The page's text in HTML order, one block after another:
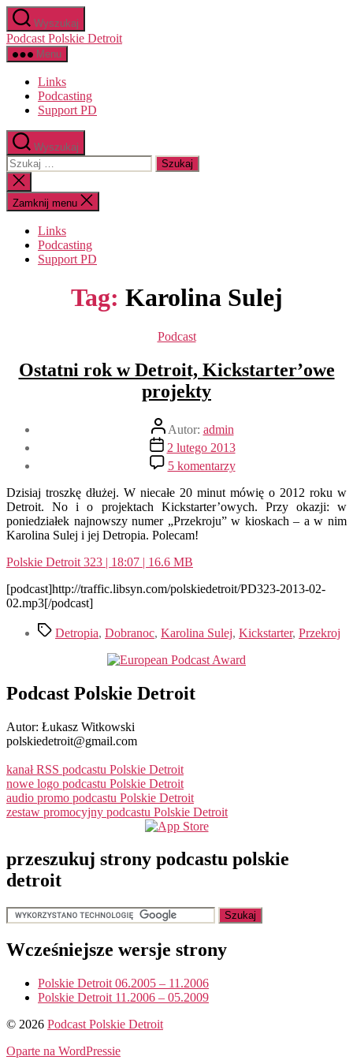
Przejdź
do
treści
Wyszukaj
Podcast Polskie Detroit
Menu
Links
Podcasting
Support PD
Wyszukaj
Szukaj:
Zamknij
wyszukiwanie
Zamknij menu
Links
Podcasting
Support PD
Tag: Karolina Sulej
Kategorie
Podcast
Ostatni rok w Detroit, Kickstarter’owe
projekty
Autor
wpisu
Autor: admin
Data
wpisu
2 lutego 2013
5 komentarzydo
Ostatni
rok
w
Detroit,
Dzisiaj troszkę dłużej. W niecałe 20 minut mówię o 2012 roku w
Detroit. No i o projektach Kickstarter’owych. Przy okazji: w
poniedziałek najnowszy numer „Przekroju” w kioskach – a w nim
Karolina Sulej i jej Detropia. Polecam!
Polskie Detroit 323 | 18:07 | 16.6 MB
[podcast]http://traffic.libsyn.com/polskiedetroit/PD323-2013-02-
02.mp3[/podcast]
TagiDetropia, Dobranoc, Karolina Sulej, Kickstarter, Przekroj
Podcast Polskie Detroit
Autor: Łukasz Witkowski
polskiedetroit@gmail.com
kanał RSS podcastu Polskie Detroit
nowe logo podcastu Polskie Detroit
audio promo podcastu Polskie Detroit
zestaw promocyjny podcastu Polskie Detroit
przeszukuj strony podcastu polskie
detroit
Wcześniejsze wersje strony
Polskie Detroit 06.2005 – 11.2006
Polskie Detroit 11.2006 – 05.2009
© 2026 Podcast Polskie Detroit
Oparte na WordPressie